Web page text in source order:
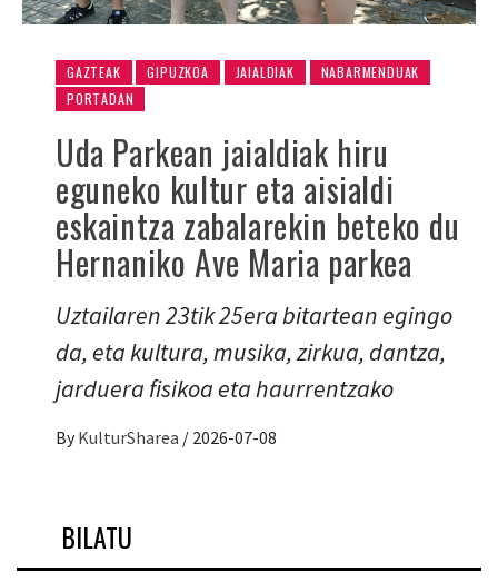
GAZTEAK GIPUZKOA JAIALDIAK
NABARMENDUAK
PORTADAN
Uda Parkean jaialdiak hiru
eguneko kultur eta aisialdi
eskaintza zabalarekin beteko du
Hernaniko Ave Maria parkea
Uztailaren 23tik 25era bitartean egingo
da, eta kultura, musika, zirkua, dantza,
jarduera fisikoa eta haurrentzako
By KulturSharea / 2026-07-08
BILATU